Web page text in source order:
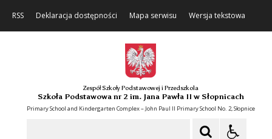
RSS Deklaracja dostępności Mapa serwisu Wersja tekstowa
Zespół Szkoły Podstawowej i Przedszkola
Szkoła Podstawowa nr 2 im. Jana Pawła II w Słopnicach
Primary School and Kindergarten Complex – John Paul II Primary School No. 2, Słopnice